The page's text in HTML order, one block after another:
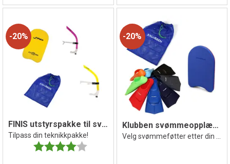
20%
FINIS utstyrspakke til svømming
Tilpass din teknikkpakke!
Karakter:
4.0 av 5 mulige
20%
Klubben svømmeopplæringspakke junior